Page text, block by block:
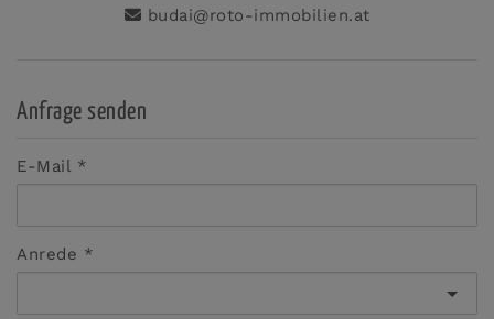
budai@roto-immobilien.at
Anfrage senden
E-Mail
Anrede